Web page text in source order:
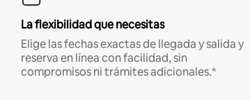
La flexibilidad que necesitas
Elige las fechas exactas de llegada y salida y
reserva en línea con facilidad, sin
compromisos ni trámites adicionales.*